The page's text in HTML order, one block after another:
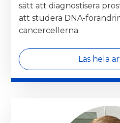
sätt att diagnostisera
att studera DNA-
cancercellerna.
Läs hela